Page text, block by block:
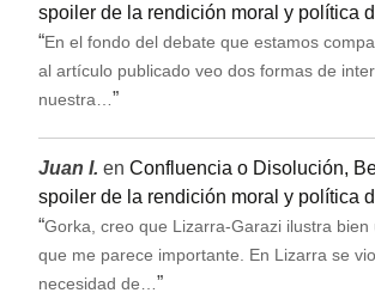
spoiler de la rendición moral y política
“En el fondo del debate que estamos
al artículo publicado veo dos formas de
nuestra… ”
Juan I. en Confluencia o Disolución,
spoiler de la rendición moral y política
“Gorka, creo que Lizarra-Garazi ilustra bien
que me parece importante. En Lizarra se
necesidad de…”